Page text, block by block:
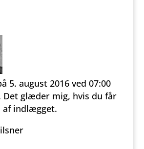
5. august 2016 ved 07:00
Det glæder mig, hvis du får
af indlægget.